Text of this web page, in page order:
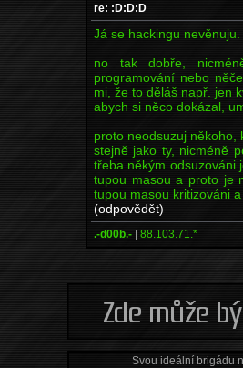
re: :D:D:D
Já se hackingu
no tak dobře,
programování nebo
mi, že to děláš např. jen
abych si něco dokázal,
proto neodsuzuj někoho,
stejně jako ty, nicméně
třeba někým odsuzováni
tupou masou a proto je
tupou masou kritizováni
(odpovědět)
.-d00b.- | 88.103.71.*
Svou ideální brigádu